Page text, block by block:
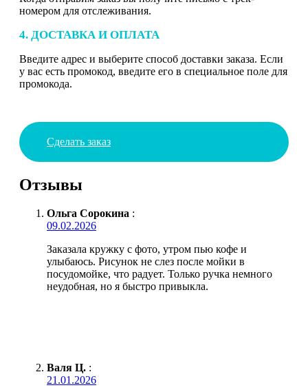
номером для отслеживания.
4. ДОСТАВКА И ОПЛАТА
Введите адрес и выберите способ доставки заказа. Если
у вас есть промокод, введите его в специальное поле для
промокода.
Сделать заказ
Отзывы
Ольга Сорокина :
09.02.2026
Заказала кружку с фото, утром пью кофе и
улыбаюсь. Рисунок не слез после мойки в
посудомойке, что радует. Только ручка немного
неудобная, но я быстро привыкла.
Валя Ц. :
21.01.2026